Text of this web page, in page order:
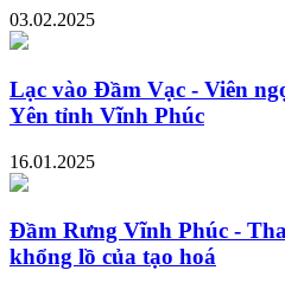
03.02.2025
Lạc vào Đầm Vạc - Viên
Yên tỉnh Vĩnh Phúc
16.01.2025
Đầm Rưng Vĩnh Phúc -
khổng lồ của tạo hoá